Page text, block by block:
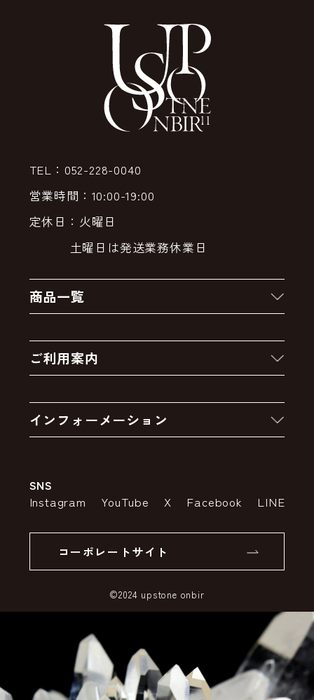
TEL：052-228-0040
営業時間：10:00-19:00
定休日：火曜日
土曜日は発送業務休業日
商品一覧
クーポン
卸販売・大量注文
ご利用案内
お支払いについて
ポイントについて
インフォーメーション
特定商取引法の表示
SSLサーバー証明書とは
SNS
Instagram YouTube X Facebook LINE
コーポレートサイト
©2024 upstone onbir